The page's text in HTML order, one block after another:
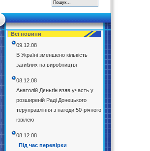
Всі новини
09.12.08
В Україні зменшено кількість
загиблих на виробництві
08.12.08
Анатолій Дєньгін взяв участь у
розширеній Раді Донецького
теруправління з нагоди 50-річного
ювілею
08.12.08
Під час перевірки